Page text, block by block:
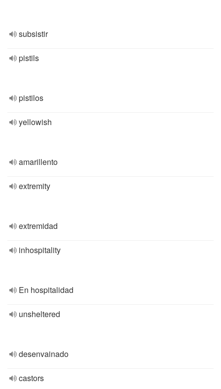
subsistir
pistils
pistilos
yellowish
amarillento
extremity
extremidad
inhospitality
En hospitalidad
unsheltered
desenvainado
castors